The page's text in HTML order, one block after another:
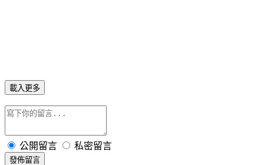
載入更多
公開留言 私密留言
發佈留言